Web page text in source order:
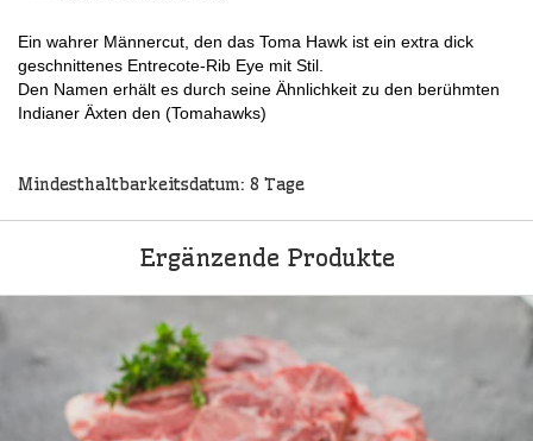
Ein wahrer Männercut, den das Toma Hawk ist ein extra dick
geschnittenes Entrecote-Rib Eye mit Stil.
Den Namen erhält es durch seine Ähnlichkeit zu den berühmten
Indianer Äxten den (Tomahawks)
Mindesthaltbarkeitsdatum: 8 Tage
Ergänzende Produkte